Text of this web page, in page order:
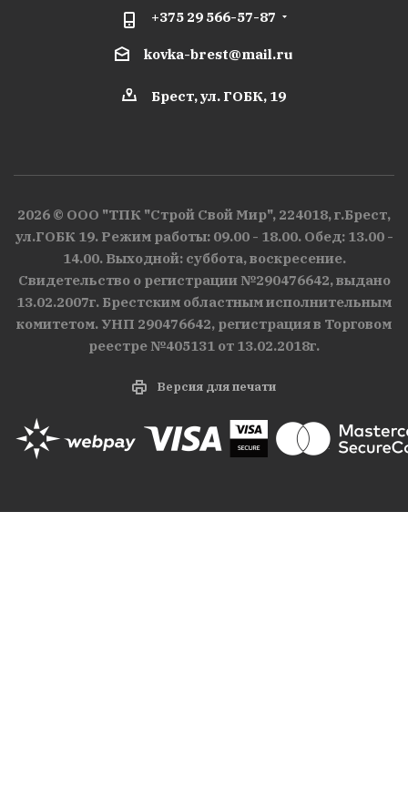
+375 29 566-57-87
kovka-brest@mail.ru
Брест, ул. ГОБК, 19
2026 © ООО "ТПК "Строй Свой Мир", 224018, г.Брест,
ул.ГОБК 19. Режим работы: 09.00 - 18.00. Обед: 13.00 -
14.00. Выходной: суббота, воскресение.
Свидетельство о регистрации №290476642, выдано
13.02.2007г. Брестским областным исполнительным
комитетом. УНП 290476642, регистрация в Торговом
реестре №405131 от 13.02.2018г.
Версия для печати